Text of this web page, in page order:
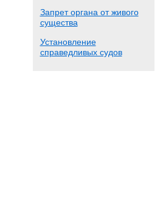
Запрет органа от живого
существа
Установление
справедливых судов